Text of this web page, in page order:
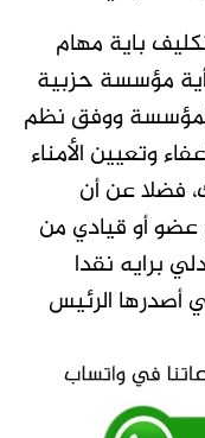
باية مهام
مؤسسة حزبية
ووفق نظم
وتعيين الأمناء
فضلا عن أن
عضو أو قيادي من
برايه نقدا
أصدرها الرئيس